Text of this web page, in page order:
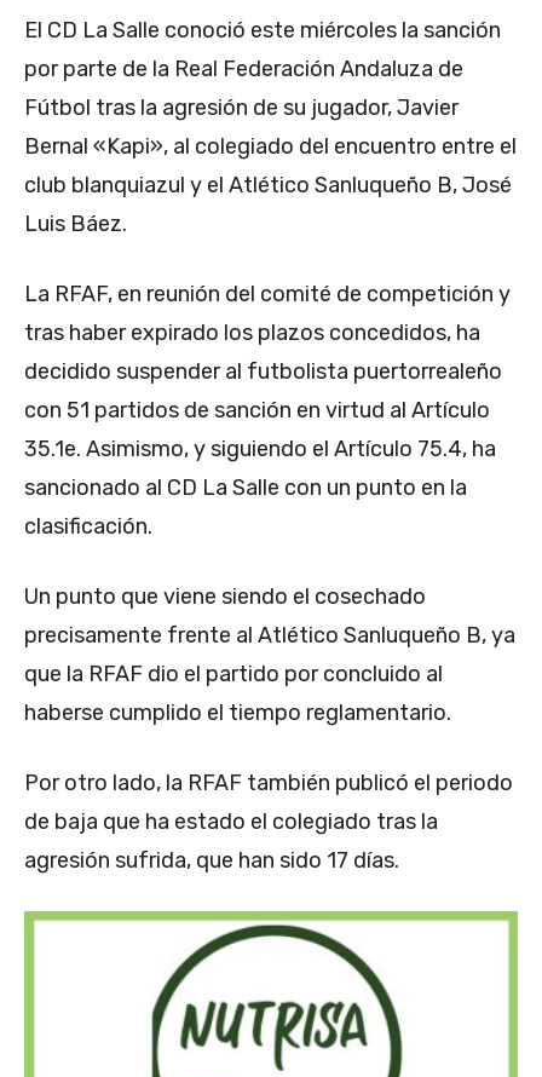
El CD La Salle conoció este miércoles la sanción
por parte de la Real Federación Andaluza de
Fútbol tras la agresión de su jugador, Javier
Bernal «Kapi», al colegiado del encuentro entre el
club blanquiazul y el Atlético Sanluqueño B, José
Luis Báez.
La RFAF, en reunión del comité de competición y
tras haber expirado los plazos concedidos, ha
decidido suspender al futbolista puertorrealeño
con 51 partidos de sanción en virtud al Artículo
35.1e. Asimismo, y siguiendo el Artículo 75.4, ha
sancionado al CD La Salle con un punto en la
clasificación.
Un punto que viene siendo el cosechado
precisamente frente al Atlético Sanluqueño B, ya
que la RFAF dio el partido por concluido al
haberse cumplido el tiempo reglamentario.
Por otro lado, la RFAF también publicó el periodo
de baja que ha estado el colegiado tras la
agresión sufrida, que han sido 17 días.